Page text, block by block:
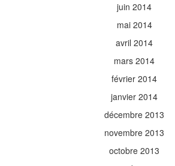
juin 2014
mai 2014
avril 2014
mars 2014
février 2014
janvier 2014
décembre 2013
novembre 2013
octobre 2013